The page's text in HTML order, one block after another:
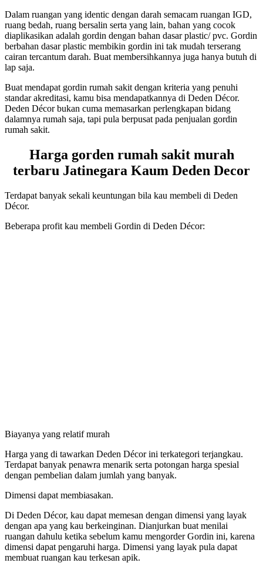
Dalam ruangan yang identic dengan darah semacam ruangan IGD,
ruang bedah, ruang bersalin serta yang lain, bahan yang cocok
diaplikasikan adalah gordin dengan bahan dasar plastic/ pvc. Gordin
berbahan dasar plastic membikin gordin ini tak mudah terserang
cairan tercantum darah. Buat membersihkannya juga hanya butuh di
lap saja.
Buat mendapat gordin rumah sakit dengan kriteria yang penuhi
standar akreditasi, kamu bisa mendapatkannya di Deden Décor.
Deden Décor bukan cuma memasarkan perlengkapan bidang
dalamnya rumah saja, tapi pula berpusat pada penjualan gordin
rumah sakit.
Harga gorden rumah sakit murah
terbaru Jatinegara Kaum Deden Decor
Terdapat banyak sekali keuntungan bila kau membeli di Deden
Décor.
Beberapa profit kau membeli Gordin di Deden Décor:
Biayanya yang relatif murah
Harga yang di tawarkan Deden Décor ini terkategori terjangkau.
Terdapat banyak penawra menarik serta potongan harga spesial
dengan pembelian dalam jumlah yang banyak.
Dimensi dapat membiasakan.
Di Deden Décor, kau dapat memesan dengan dimensi yang layak
dengan apa yang kau berkeinginan. Dianjurkan buat menilai
ruangan dahulu ketika sebelum kamu mengorder Gordin ini, karena
dimensi dapat pengaruhi harga. Dimensi yang layak pula dapat
membuat ruangan kau terkesan apik.